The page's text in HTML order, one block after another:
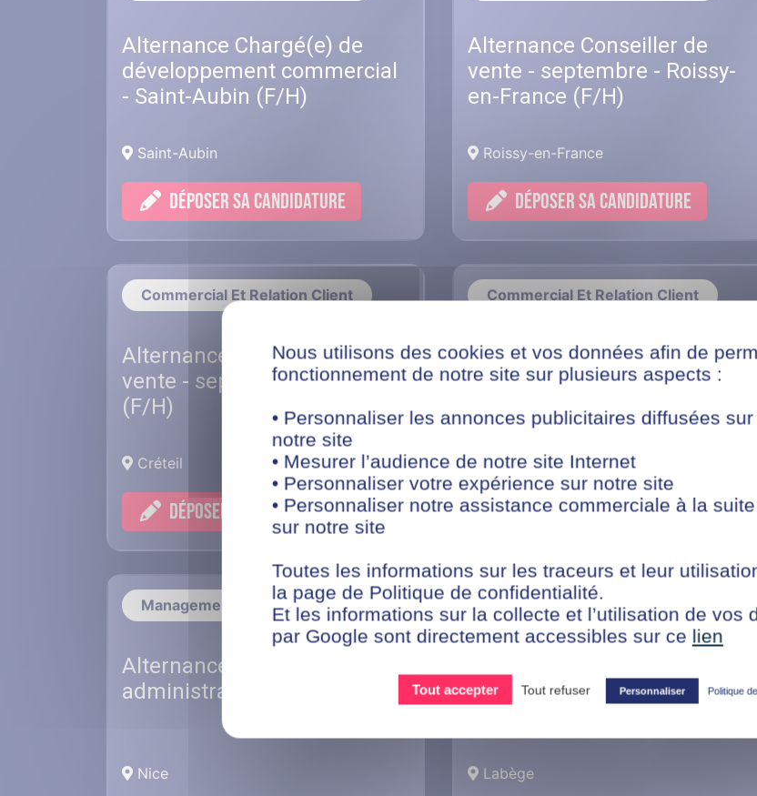
Alternance Chargé(e) de
développement commercial
- Saint-Aubin (F/H)
Saint-Aubin
DÉPOSER SA CANDIDATURE
Alternance Conseiller de
vente - septembre - Roissy-
en-France (F/H)
Roissy-en-France
DÉPOSER SA CANDIDATURE
Commercial Et Relation Client
Alternance Conseiller de
vente - septembre - Créteil
(F/H)
Créteil
DÉPOSER SA CANDIDATURE
Commercial Et Relation Client
Alternance Conseiller de
vente - septembre - Paris
Paris
DÉPOSER SA CANDIDATURE
Management Et Gestion
Alternance Assistant
administratif - Nice (F/H)
Nice
Ressources Humaines
Ressources Humaines -
Labège
Nous utilisons des cookies et vos données afin de
fonctionnement de notre site sur plusieurs aspects :
• Personnaliser les annonces publicitaires diffusées
notre site
• Mesurer l’audience de notre site Internet
• Personnaliser votre expérience sur notre site
• Personnaliser notre assistance commerciale à la
sur notre site
Toutes les informations sur les traceurs et leur
la page de Politique de confidentialité.
Et les informations sur la collecte et l’utilisation de vos
par Google sont directement accessibles sur ce lien
Tout accepter Tout refuser Personnaliser Politique